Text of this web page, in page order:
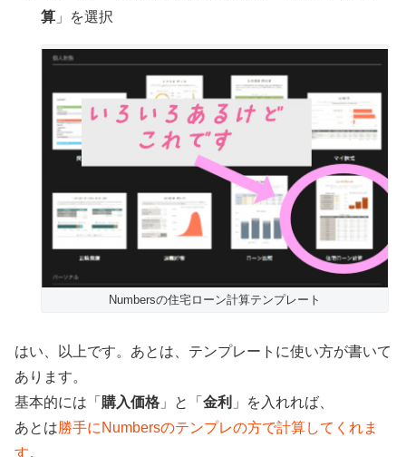
算 」を選択
Numbersの住宅ローン計算テンプレート
はい、以上です。あとは、テンプレートに使い方が書いて
あります。
基本的には「 購入価格 」と「 金利 」を入れれば、
あとは勝手に Numbersのテンプレの方で計算してくれま
す。